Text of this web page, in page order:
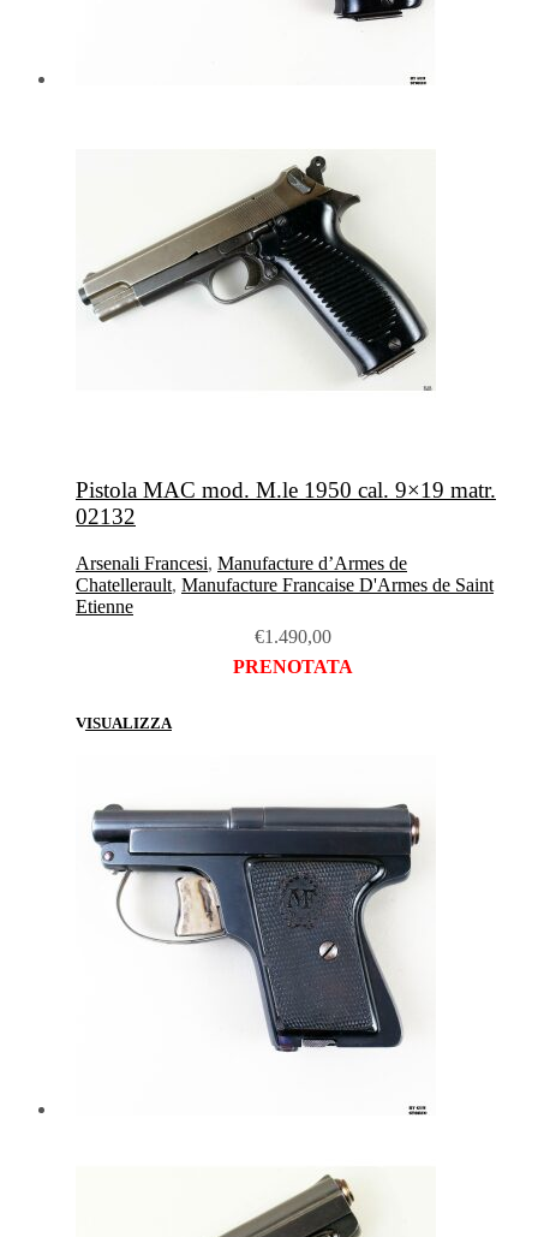
Pistola MAC mod. M.le 1950 cal. 9×19 matr.
02132
Arsenali Francesi, Manufacture d’Armes de
Chatellerault, Manufacture Francaise D'Armes de Saint
Etienne
€1.490,00
PRENOTATA
VISUALIZZA